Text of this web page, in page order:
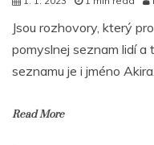
Jsou rozhovory, který
pomyslnej seznam lidí
seznamu je i jméno
Read More